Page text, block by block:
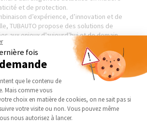
et de protection.
d’expérience, d’innovation et de
TUBAUTO propose des solutions de
aux enjeux d’aujourd’hui et de demain.
partenaire :
Tubauto — Menuiserie
NOS DOMAINES
D’INTERVENTION
EXTENSION
fois
Gestion du
que le contenu de
Mais comme vous
choix en matière de cookies, on ne sait pas si
votre visite ou non. Vous pouvez même
nous autorisez à lancer.
Axeptio consent